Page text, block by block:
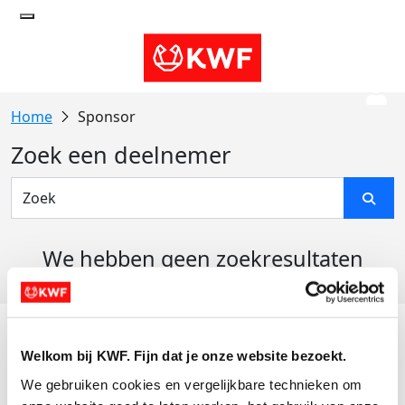
Welkom bij KWF. Fijn dat je onze website bezoekt.
We gebruiken cookies en vergelijkbare technieken om
Sponsor
Zoek een deelnemer
We hebben geen zoekresultaten
Actiematerialen
Evenementen